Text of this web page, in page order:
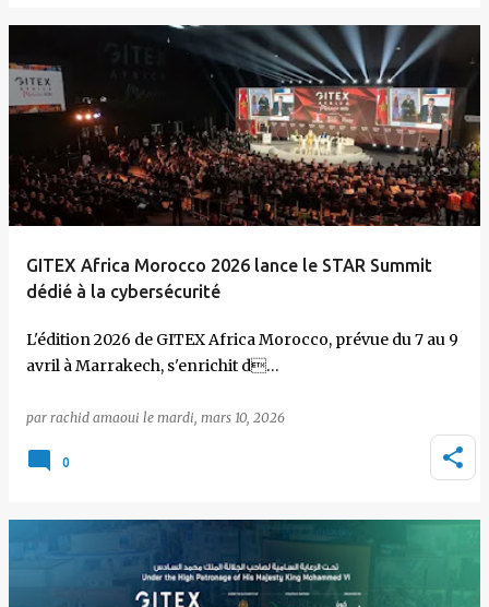
GITEX Africa Morocco 2026 lance le STAR Summit
dédié à la cybersécurité
L'édition 2026 de GITEX Africa Morocco, prévue du 7 au 9
avril à Marrakech, s'enrichit d…
par rachid amaoui le mardi, mars 10, 2026
0